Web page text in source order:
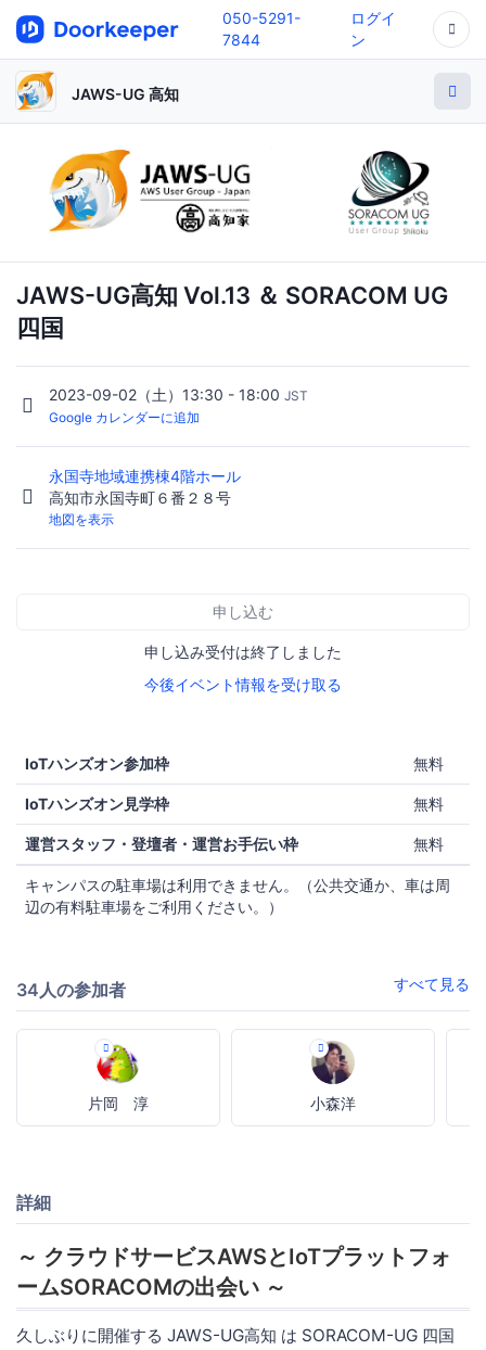
050-5291-
7844
ログイ
ン
JAWS-UG 高知
JAWS-UG高知 Vol.13 ＆ SORACOM UG
四国
2023-09-02（土）13:30 - 18:00 JST
Google カレンダーに追加
永国寺地域連携棟4階ホール
高知市永国寺町６番２８号
地図を表示
申し込む
申し込み受付は終了しました
今後イベント情報を受け取る
IoTハンズオン参加枠 無料
IoTハンズオン見学枠 無料
運営スタッフ・登壇者・運営お手伝い枠 無料
キャンパスの駐車場は利用できません。（公共交通か、車は周
辺の有料駐車場をご利用ください。）
34人の参加者 すべて見る
片岡 淳 小森洋
詳細
～ クラウドサービスAWSとIoTプラットフォ
ームSORACOMの出会い ～
久しぶりに開催する JAWS-UG高知 は SORACOM-UG 四国